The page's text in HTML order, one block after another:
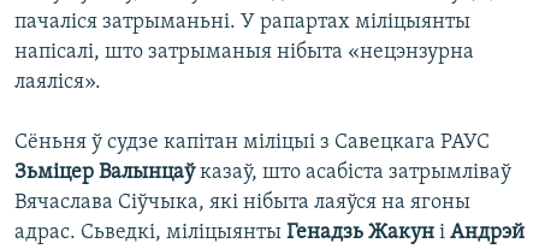
пачаліся затрыманьні. У рапартах міліцыянты
напісалі, што затрыманыя нібыта «нецэнзурна
лаяліся».
Сёньня ў судзе капітан міліцыі з Савецкага РАУС
Зьміцер Валынцаўказаў, што асабіста затрымліваў
Вячаслава Сіўчыка, які нібыта лаяўся на ягоны
адрас. Сьведкі, міліцыянты Генадзь Жакун і Андрэй